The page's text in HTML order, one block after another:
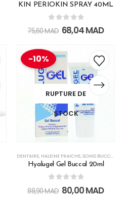
KIN PERIOKIN SPRAY 40ML
out of 5
75,60MAD 68,04MAD
-10%
RUPTURE DE
STOCK
DENTAIRE, HALEINE FRAICHE,SOINS BUCCO-DENTAIRES
Hyalugel Gel Buccal 20ml
out of 5
88,90MAD 80,00MAD